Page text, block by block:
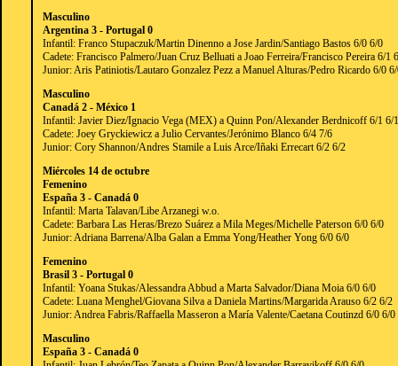
Masculino
Argentina 3 - Portugal 0
Infantil: Franco Stupaczuk/Martin Dinenno a Jose Jardin/Santiago Bastos 6/0 6/0
Cadete: Francisco Palmero/Juan Cruz Belluati a Joao Ferreira/Francisco Pereira 6/1
Junior: Aris Patiniotis/Lautaro Gonzalez Pezz a Manuel Alturas/Pedro Ricardo 6/0
Masculino
Canadá 2 - México 1
Infantil: Javier Diez/Ignacio Vega (MEX) a Quinn Pon/Alexander Berdnicoff 6/1 6/
Cadete: Joey Gryckiewicz a Julio Cervantes/Jerónimo Blanco 6/4 7/6
Junior: Cory Shannon/Andres Stamile a Luis Arce/Iñaki Errecart 6/2 6/2
Miércoles 14 de octubre
Femenino
España 3 - Canadá 0
Infantil: Marta Talavan/Libe Arzanegi w.o.
Cadete: Barbara Las Heras/Brezo Suárez a Mila Meges/Michelle Paterson 6/0 6/0
Junior: Adriana Barrena/Alba Galan a Emma Yong/Heather Yong 6/0 6/0
Femenino
Brasil 3 - Portugal 0
Infantil: Yoana Stukas/Alessandra Abbud a Marta Salvador/Diana Moia 6/0 6/0
Cadete: Luana Menghel/Giovana Silva a Daniela Martins/Margarida Arauso 6/2 6/2
Junior: Andrea Fabris/Raffaella Masseron a María Valente/Caetana Coutinzd 6/0 6/0
Masculino
España 3 - Canadá 0